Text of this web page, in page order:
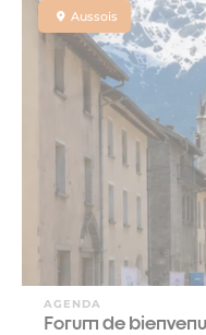
Aussois
AGENDA
Forum de